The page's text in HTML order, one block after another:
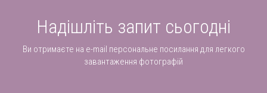
Надішліть запит сьогодні
Ви отримаєте на e-mail персональне посилання для легкого
завантаження фотографій